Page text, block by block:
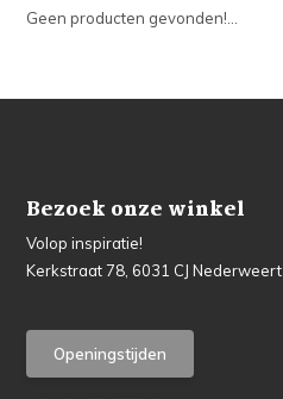
Geen producten gevonden!...
Bezoek onze winkel
Volop inspiratie!
Kerkstraat 78, 6031 CJ Nederweert
Openingstijden